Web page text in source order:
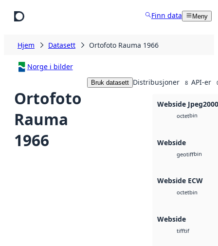
Finn data Meny
Hjem Datasett Ortofoto Rauma 1966
Norge i bilder
Ortofoto
Rauma
1966
Bruk datasett Distribusjoner 8 API-er
Webside Jpeg2000
octetbin
Webside
geotiffbin
Webside ECW
octetbin
Webside
tifftif